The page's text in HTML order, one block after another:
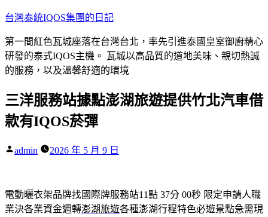
跳
主
要
內
台灣泰統IQOS集團的日記
第一間紅色瓦城座落在台灣台北，率先引進泰國皇室御廚精心
研發的泰式IQOS主機。 瓦城以高品質的道地美味、親切熱誠
的服務，以及溫馨舒適的環境
三洋服務站據點澎湖旅遊提供竹北汽車借
款有IQOS菸彈
作
admin 2026 年 5 月 9 日
電動曬衣架品牌找國際牌服務站11點 37分 00秒 限定申請人職
業決各業資金週轉澎湖旅遊各種澎湖行程特色必遊景點急需現